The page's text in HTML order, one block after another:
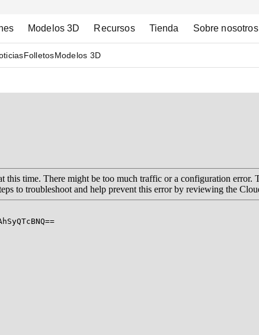
Modelos 3D Recursos Tienda Sobre nosotros
FolletosModelos 3D